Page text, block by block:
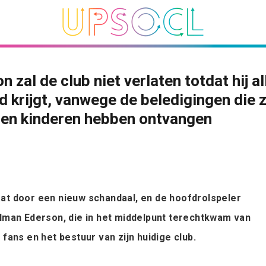
zal de club niet verlaten totdat hij
krijgt, vanwege de beledigingen die
kinderen hebben ontvangen
door een nieuw schandaal, en de hoofdrolspeler
Ederson, die in het middelpunt terechtkwam van
en het bestuur van zijn huidige club.